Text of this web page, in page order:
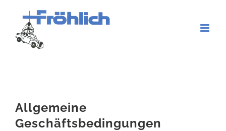
springen
Allgemeine
Geschäftsbedingungen